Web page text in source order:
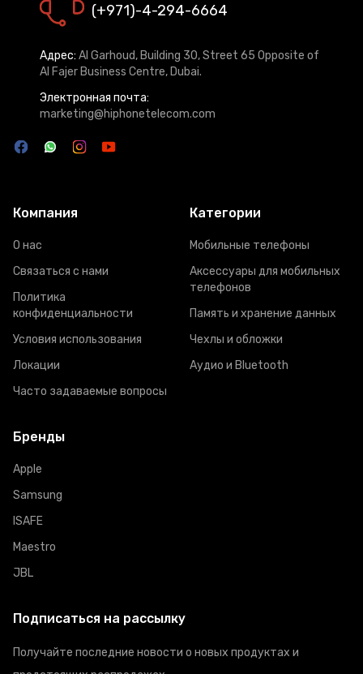
(+971)-4-294-6664
Адрес: Al Garhoud, Building 30, Street 65 Opposite of
Al Fajer Business Centre, Dubai.
Электронная почта:
marketing@hiphonetelecom.com
Компания
О нас
Связаться с нами
Политика
конфиденциальности
Условия использования
Локации
Часто задаваемые вопросы
Категории
Мобильные телефоны
Аксессуары для мобильных
телефонов
Память и хранение данных
Чехлы и обложки
Аудио и Bluetooth
Бренды
Apple
Samsung
ISAFE
Maestro
JBL
Подписаться на рассылку
Получайте последние новости о новых продуктах и